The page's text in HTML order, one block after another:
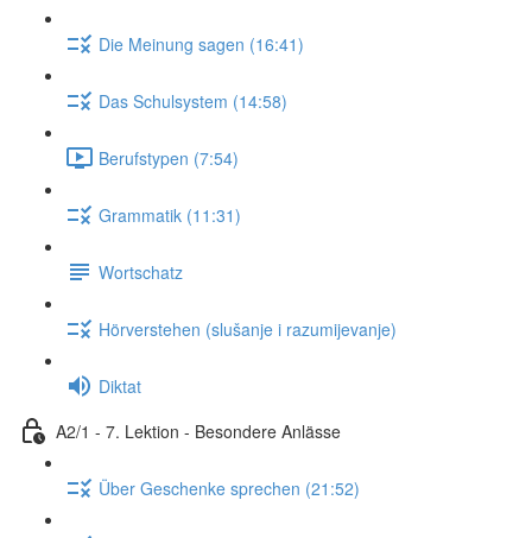
Die Meinung sagen (16:41)
Das Schulsystem (14:58)
Berufstypen (7:54)
Grammatik (11:31)
Wortschatz
Hörverstehen (slušanje i razumijevanje)
Diktat
A2/1 - 7. Lektion - Besondere Anlässe
Über Geschenke sprechen (21:52)